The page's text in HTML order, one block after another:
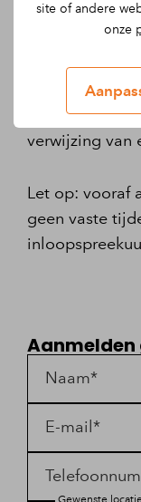
site of andere
onze
vragen over
aan advies
wel naar de
over?
gratis en
verwijzing van
Let op: vooraf
geen vaste
Naam*
E-mail*